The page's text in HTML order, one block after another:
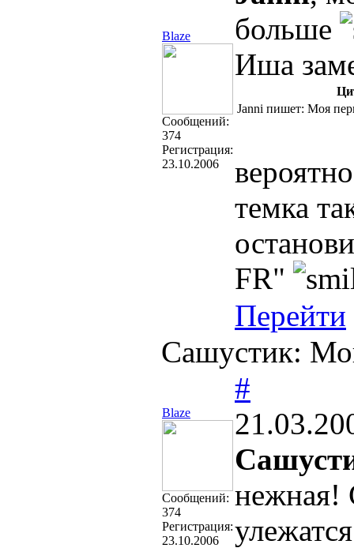
Blaze
Cообщений:
374
Регистрация:
23.10.2006
больше
Иша
Janni пишет: Моя
темка
FR"
Перейти
Сашустик:
Blaze
Cообщений:
374
Регистрация:
23.10.2006
#
нежная!